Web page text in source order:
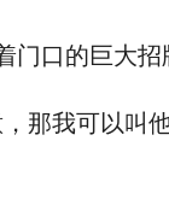
口的巨大招
那我可以叫